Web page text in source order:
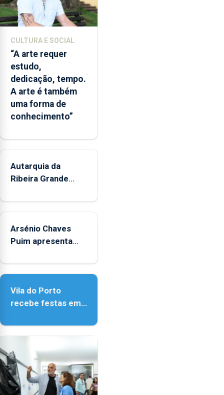
simular
diferentes
ambientais,
numa
ferramenta
que
poderá
apoiar
a
das
marinhas
protegidas,
previsão
alterações
no
e
a
fiscalização
CULTURA E SOCIAL
“A arte requer
estudo,
dedicação, tempo.
A arte é também
uma forma de
conhecimento”
Autarquia da
Ribeira Grande
"Museus no Verão"
Arsénio Chaves
Puim apresenta
de Vila do Porto
Vila do Porto
recebe festas em
Senhora da